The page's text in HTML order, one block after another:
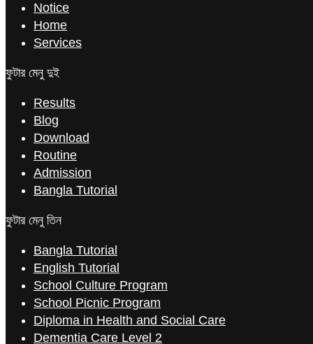
Notice
Home
Services
ফুটার মেনু দুই
Results
Blog
Download
Routine
Admission
Bangla Tutorial
ফুটার মেনু তিন
Bangla Tutorial
English Tutorial
School Culture Program
School Picnic Program
Diploma in Health and Social Care
Dementia Care Level 2